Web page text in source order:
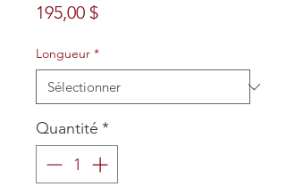
195,00 $Prix
Longueur *
Quantité *